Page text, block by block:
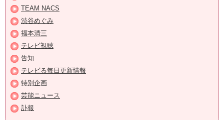
TEAM NACS
渋谷めぐみ
福本清三
テレビ視聴
告知
テレビる毎日更新情報
特別企画
芸能ニュース
訃報